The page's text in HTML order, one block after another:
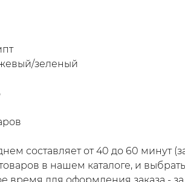
зеленый
составляет от 40 до 60 минут
в нашем каталоге, и